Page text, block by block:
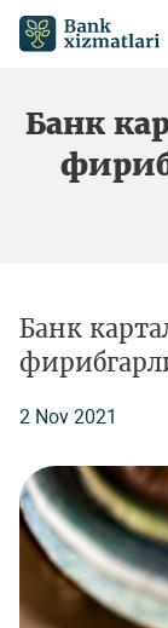
Банк
Банк
2 Nov 2021